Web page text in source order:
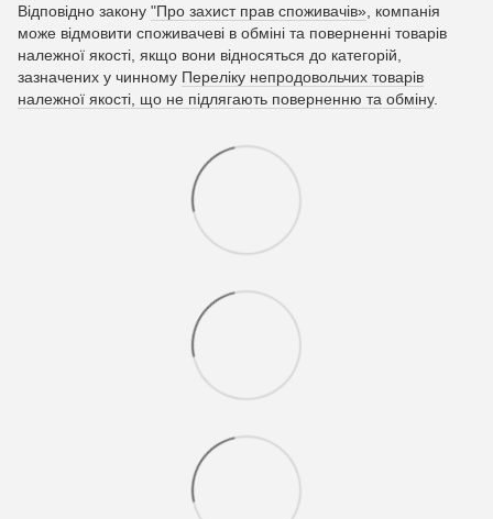
Відповідно закону "Про захист прав споживачів» , компанія
може відмовити споживачеві в обміні та поверненні товарів
належної якості, якщо вони відносяться до категорій,
зазначених у чинному Переліку непродовольчих товарів
належної якості, що не підлягають поверненню та обміну.